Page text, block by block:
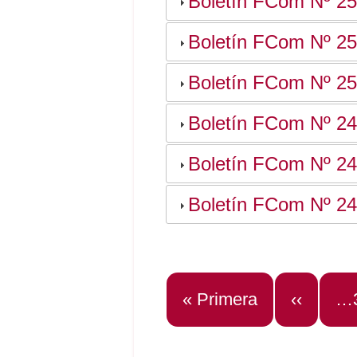
Boletín FCom Nº
Boletín FCom Nº
Boletín FCom Nº
Boletín FCom Nº
Boletín FCom Nº
Paginación
Primera
« Primera
Página
anterior
‹‹ …